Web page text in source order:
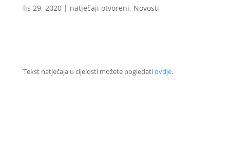
lis 29, 2020| natječaji otvoreni, Novosti
Tekst natječaja u cijelosti možete pogledatiovdje.